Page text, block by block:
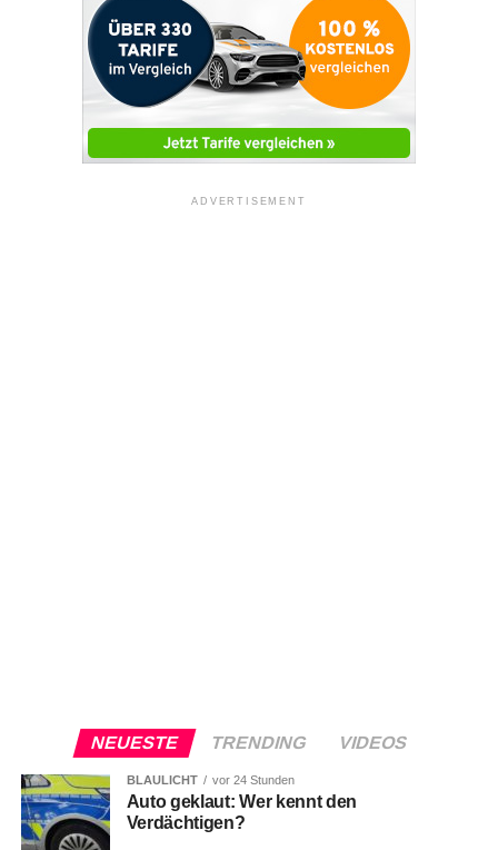
ADVERTISEMENT
NEUESTE TRENDING VIDEOS
BLAULICHT vor 24 Stunden
Auto geklaut: Wer kennt den
Verdächtigen?